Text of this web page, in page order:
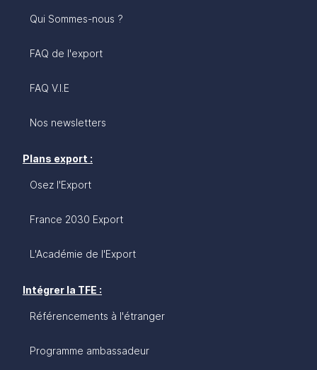
Qui Sommes-nous ?
FAQ de l'export
FAQ V.I.E
Nos newsletters
Plans export :
Osez l'Export
France 2030 Export
L'Académie de l'Export
Intégrer la TFE :
Référencements à l'étranger
Programme ambassadeur